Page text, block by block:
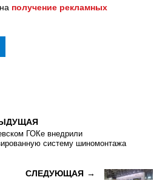
получение рекламных
ГОКе внедрили
систему шиномонтажа
СЛЕДУЮЩАЯ